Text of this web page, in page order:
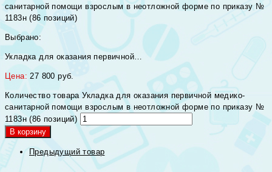
санитарной помощи взрослым в неотложной форме по приказу №
1183н (86 позиций)
Выбрано:
Укладка для оказания первичной…
Цена:27 800 руб.
Количество товара Укладка для оказания первичной медико-
санитарной помощи взрослым в неотложной форме по приказу №
1183н (86 позиций)
В корзину
Предыдущий товар